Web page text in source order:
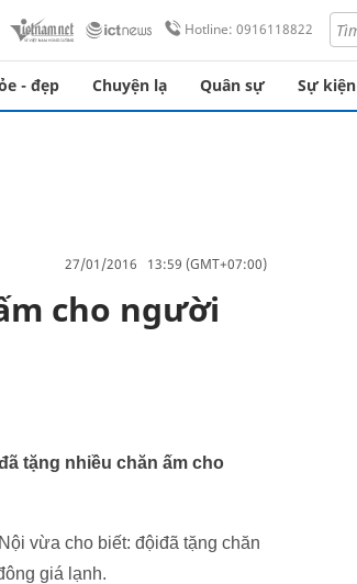
Hotline: 0916118822
- đẹp Chuyện lạ Quân sự Sự kiện
27/01/2016 13:59 (GMT+07:00)
cho người
tặng nhiều chăn ấm cho
vừa cho biết: độiđã tặng chăn
giá lạnh.